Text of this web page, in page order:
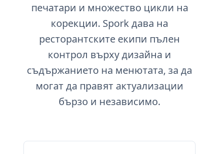
печатари и множество цикли на
корекции. Spork дава на
ресторантските екипи пълен
контрол върху дизайна и
съдържанието на менютата, за да
могат да правят актуализации
бързо и независимо.